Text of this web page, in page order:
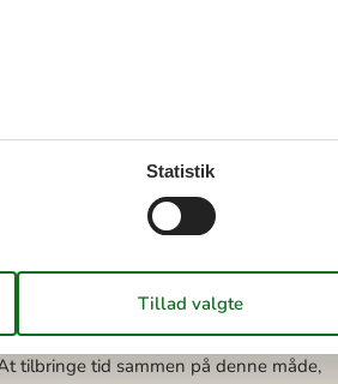
en af Danmarks største
og parken er et perfekt sted for en dag
familien. Beliggende i den smukke
og åbne landskaber, der giver masser
I kan tage på vandreture, cykle i
selskab. Denne form for nærvær og
og skabe minder, der varer ved.
omkring en god bog, et brætspil eller
tilbringe tid sammen på denne måde,
Statistik